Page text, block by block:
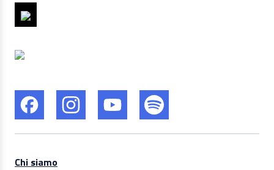
Chi siamo